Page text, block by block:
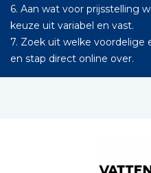
6. Aan wat voor prijsstelling
keuze uit variabel en vast.
7. Zoek uit welke voordelige
en stap direct online over.